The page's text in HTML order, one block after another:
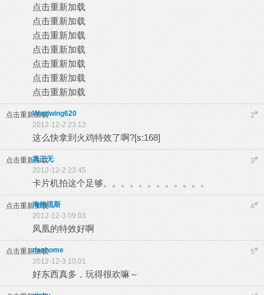
点击重新加载
点击重新加载
点击重新加载
点击重新加载
点击重新加载
点击重新加载
点击重新加载
点击重新加载 2#
Windwing620
2012-12-2 23:12
这么快拿到火鸡特效了啊?[s:168]
点击重新加载 3#
真三无
2012-12-2 23:45
卡片机拍这个足够。。。。。。。。。。。。
点击重新加载 4#
海格琉斯
2012-12-3 09:03
凤凰的特效好啊
点击重新加载 5#
danhome
2012-12-3 10:01
好东西真多，玩得很欢嘛～